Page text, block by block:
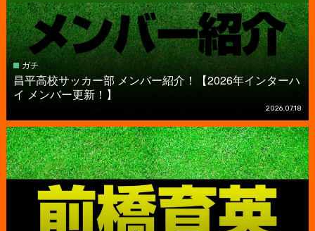
ガチ
昌平高校サッカー部 メンバー紹介！【2026年インターハ
イ メンバー更新！】
2026.07.18